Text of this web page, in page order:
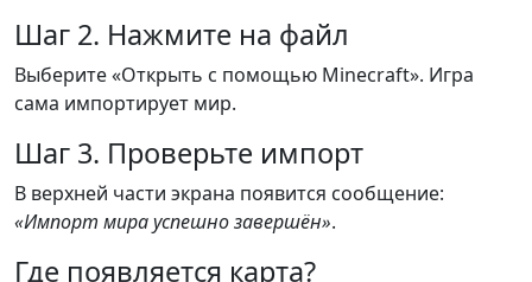
Шаг 2. Нажмите на файл
Выберите «Открыть с помощью Minecraft». Игра
сама импортирует мир.
Шаг 3. Проверьте импорт
В верхней части экрана появится сообщение:
«Импорт мира успешно завершён».
Где появляется карта?